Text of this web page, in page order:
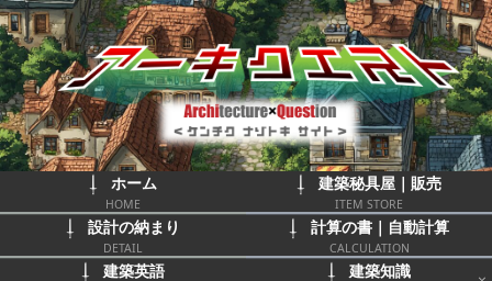
ホーム
HOME
建築秘具屋｜販売
ITEM STORE
設計の納まり
DETAIL
計算の書｜自動計算
CALCULATION
建築英語 建築知識